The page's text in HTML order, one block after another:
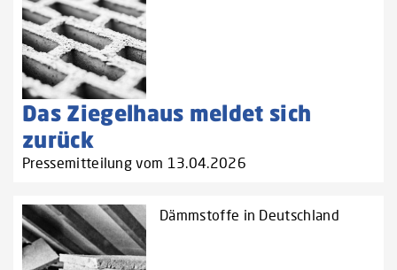
Das Ziegelhaus meldet sich
zurück
Pressemitteilung vom 13.04.2026
Dämmstoffe in Deutschland